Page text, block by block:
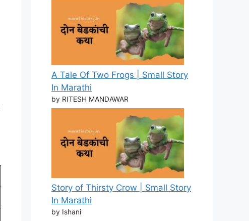
A Tale Of Two Frogs | Small Story
In Marathi
by RITESH MANDAWAR
Story of Thirsty Crow | Small Story
In Marathi
by Ishani